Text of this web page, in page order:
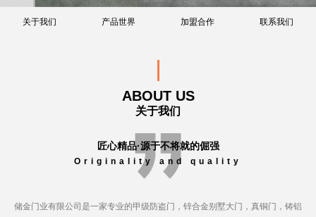
关于我们 产品世界 加盟合作 联系我们
ABOUT US
关于我们
匠心精品·源于不将就的倔强
Originality and quality
储金门业有限公司是一家专业的甲级防盗门，锌合金别墅大门，真铜门，铸铝